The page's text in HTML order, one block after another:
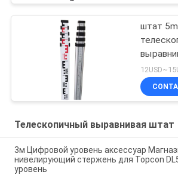
штат
Телескопичный выравнивая штат
3м Цифровой уровень аксессуар
нивелирующий стержень для Topcon
уровень